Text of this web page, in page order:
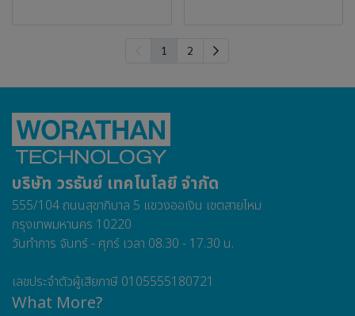
1 2
บริษัท วรธันย์ เทคโนโลยี จำกัด
555/104 ถนนสุขาภิบาล 5 แขวงออเงิน เขตสายไหม
กรุงเทพมหานคร 10220
วันทำการ จันทร์ - ศุกร์ เวลา 08.30 - 17.30 น.
เลขประจำตัวผู้เสียภาษี 0105555180721
What More?